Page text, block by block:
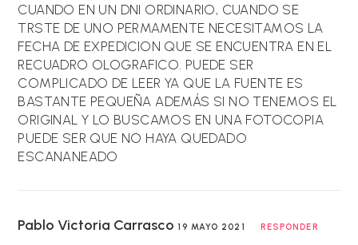
CUANDO EN UN DNI ORDINARIO, CUANDO SE
TRSTE DE UNO PERMAMENTE NECESITAMOS LA
FECHA DE EXPEDICION QUE SE ENCUENTRA EN EL
RECUADRO OLOGRAFICO. PUEDE SER
COMPLICADO DE LEER YA QUE LA FUENTE ES
BASTANTE PEQUEÑA ADEMÁS SI NO TENEMOS EL
ORIGINAL Y LO BUSCAMOS EN UNA FOTOCOPIA
PUEDE SER QUE NO HAYA QUEDADO
ESCANANEADO
Pablo Victoria Carrasco 19 MAYO 2021 RESPONDER